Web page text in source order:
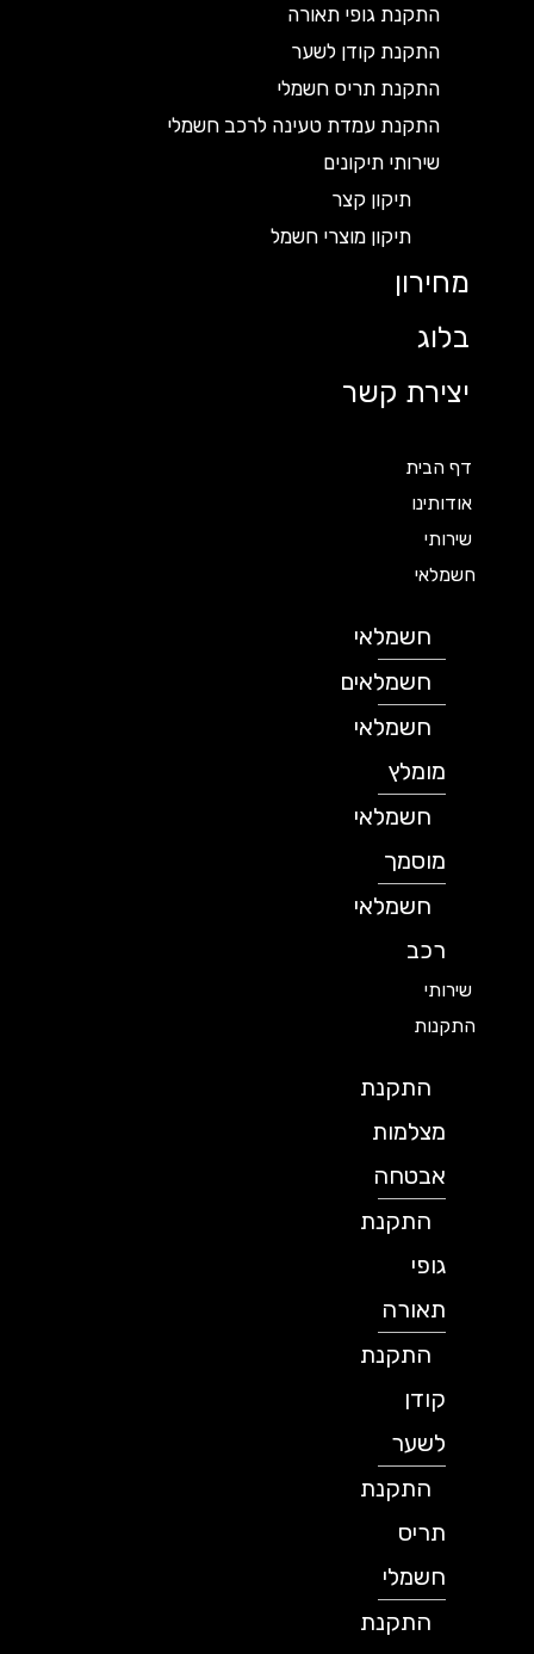
התקנת גופי תאורה
התקנת קודן לשער
התקנת תריס חשמלי
התקנת עמדת טעינה לרכב חשמלי
שירותי תיקונים
תיקון קצר
תיקון מוצרי חשמל
מחירון
בלוג
יצירת קשר
דף הבית
אודותינו
שירותי
חשמלאי
חשמלאי
חשמלאים
חשמלאי
מומלץ
חשמלאי
מוסמך
חשמלאי
שירותי
התקנות
התקנת
מצלמות
אבטחה
התקנת
תאורה
התקנת
לשער
התקנת
תריס
חשמלי
התקנת